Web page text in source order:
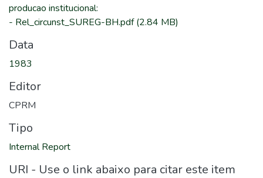
producao institucional:
- Rel_circunst_SUREG-BH.pdf(2.84 MB)
Data
1983
Editor
CPRM
Tipo
Internal Report
URI - Use o link abaixo para citar este item